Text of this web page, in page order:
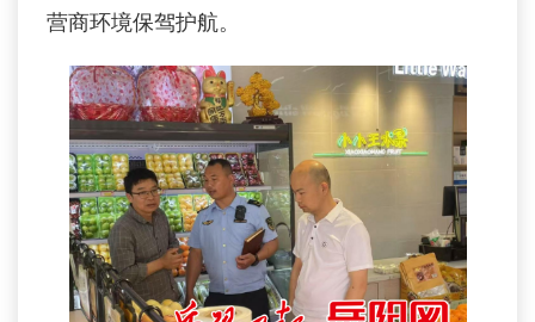
营商环境保驾护航。